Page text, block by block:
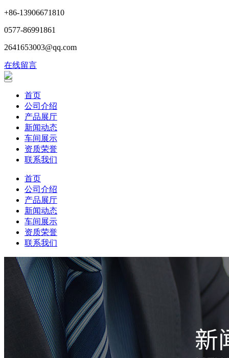
+86-13906671810
0577-86991861
2641653003@qq.com
在线留言
首页
公司介绍
产品展厅
新闻动态
车间展示
资质荣誉
联系我们
首页
公司介绍
产品展厅
新闻动态
车间展示
资质荣誉
联系我们